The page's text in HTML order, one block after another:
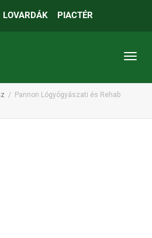
LOVARDÁK PIACTÉR
Pannon Lógyógyászati és Rehab